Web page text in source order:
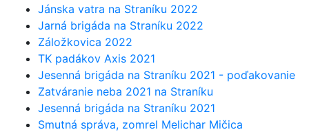
Jánska vatra na Straníku 2022
Jarná brigáda na Straníku 2022
Záložkovica 2022
TK padákov Axis 2021
Jesenná brigáda na Straníku 2021 - poďakovanie
Zatváranie neba 2021 na Straníku
Jesenná brigáda na Straníku 2021
Smutná správa, zomrel Melichar Mičica